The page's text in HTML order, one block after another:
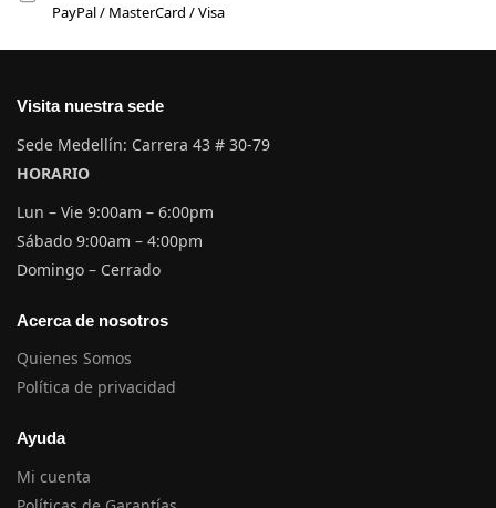
PayPal / MasterCard / Visa
Visita nuestra sede
Sede Medellín: Carrera 43 # 30-79
HORARIO
Lun – Vie 9:00am – 6:00pm
Sábado 9:00am – 4:00pm
Domingo – Cerrado
Acerca de nosotros
Quienes Somos
Política de privacidad
Ayuda
Mi cuenta